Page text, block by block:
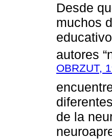
Desde
muchos
autores
OBRZUT,
de la